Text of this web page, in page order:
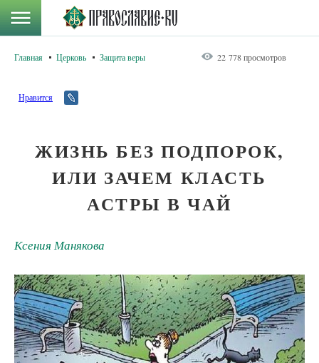
Главная Церковь Защита веры 22 778 просмотров
Нравится
ЖИЗНЬ БЕЗ ПОДПОРОК,
ИЛИ ЗАЧЕМ КЛАСТЬ
АСТРЫ В ЧАЙ
Ксения Манякова